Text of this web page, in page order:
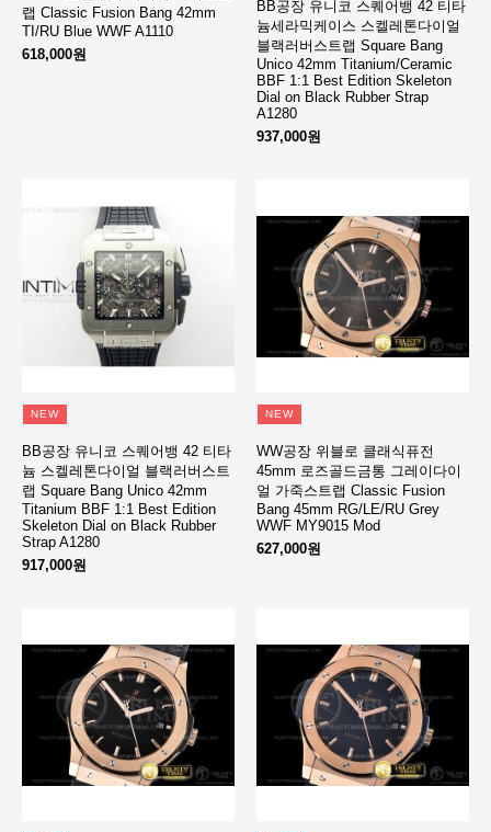
랩 Classic Fusion Bang 42mm
TI/RU Blue WWF A1110
618,000원
BB공장 유니코 스퀘어뱅 42 티타
늄세라믹케이스 스켈레톤다이얼
블랙러버스트랩 Square Bang
Unico 42mm Titanium/Ceramic
BBF 1:1 Best Edition Skeleton
Dial on Black Rubber Strap
A1280
937,000원
NEW
BB공장 유니코 스퀘어뱅 42 티타
늄 스켈레톤다이얼 블랙러버스트
랩 Square Bang Unico 42mm
Titanium BBF 1:1 Best Edition
Skeleton Dial on Black Rubber
Strap A1280
917,000원
NEW
WW공장 위블로 클래식퓨전
45mm 로즈골드금통 그레이다이
얼 가죽스트랩 Classic Fusion
Bang 45mm RG/LE/RU Grey
WWF MY9015 Mod
627,000원